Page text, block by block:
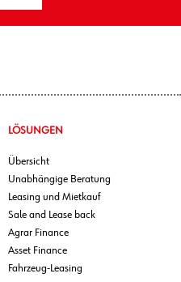
LÖSUNGEN
Übersicht
Unabhängige Beratung
Leasing und Mietkauf
Sale and Lease back
Agrar Finance
Asset Finance
Fahrzeug-Leasing